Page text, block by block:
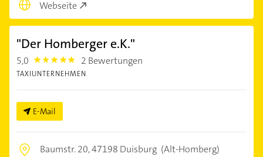
Webseite
"Der Homberger e.K."
5,0 5.0 2 Bewertungen
TAXIUNTERNEHMEN
E-Mail
Baumstr. 20,47198 Duisburg (Alt-Homberg)